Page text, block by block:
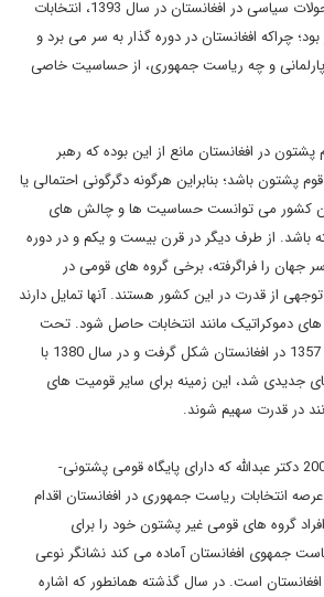
ایراس- یکی از مهمترین تحولات سیاسی در افغانستان در سال 1393، انتخابات
چراکه افغانستان در دوره گذار به سر می برد و
پارلمانی و چه ریاست جمهوری، از حساسیت خاصی
در افغانستان مانع از این بوده که رهبر
پشتون باشد؛ بنابراین هرگونه دگرگونی احتمالی یا
کشور می توانست حساسیت ها و چالش های
باشد. از طرف دیگر در قرن بیست و یکم و در دوره
جهان را فراگرفته، برخی گروه های قومی در
از قدرت در این کشور هستند. آنها تمایل دارند
دموکراتیک مانند انتخابات حاصل شود. تحت
تاثیر فرآیندهایی که از سال 1357 در افغانستان شکل گرفت و در سال 1380 با
جدیدی شد، این زمینه برای سایر قومیت های
در قدرت سهیم شوند.
به این اعتبار پس از سال 2008 دکتر عبدالله که دارای پایگاه قومی پشتونی-
انتخابات ریاست جمهوری در افغانستان اقدام
گروه های قومی غیر پشتون خود را برای
جمهوی افغانستان آماده می کند نشانگر نوعی
است. در سال گذشته همانطور که اشاره